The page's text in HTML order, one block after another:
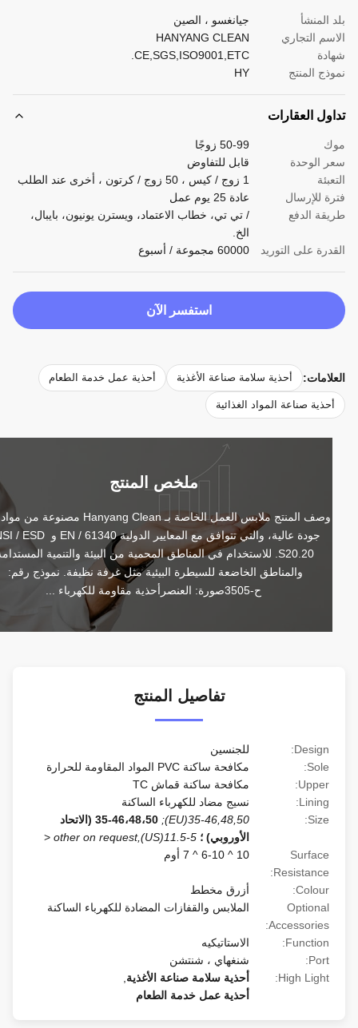
المنشأ
جيانغسو ، الصين
التجاري
HANYANG CLEAN
CE,SGS,ISO9001,ETC.
المنتج
العقارات
50-99 زوجًا
الوحدة
قابل للتفاوض
للإرسال
الدفع
/ تي تي، خطاب الاعتماد، ويسترن يونيون، بايبال،
على التوريد
60000 مجموعة / أسبوع
استفسر الآن
أحذية سلامة صناعة الأغذية أحذية عمل خدمة الطعام
صناعة المواد الغذائية
ملخص المنتج
وصف المنتج ملابس العمل الخاصة بـ Hanyang Clean مصنوعة من مواد ذات
جودة عالية، والتي تتوافق مع المعايير الدولية EN / 61340 و ANSI / ESD
S20.20. للاستخدام في المناطق المحمية من البيئة والتنمية المستدامة
تفاصيل المنتج
Design:
للجنسين
مكافحة ساكنة PVC المواد المقاومة للحرارة
Upper:
مكافحة ساكنة قماش TC
Lining:
نسيج مضاد للكهرباء الساكنة
35-46,48,50(EU);
35-46،48،50 (الاتحاد
الأوروبي) ؛ 5-11.5(US),other on request
<
Surface
Resistance:
Colour:
أزرق مخطط
Optional
Accessories:
الملابس والقفازات المضادة للكهرباء الساكنة
Function:
الاستاتيكيه
شنغهاي ، شنتشن
High Light:
أحذية سلامة صناعة الأغذية,
أحذية عمل خدمة الطعام